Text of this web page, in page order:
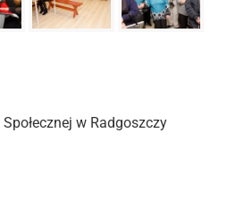
w Radgoszczy